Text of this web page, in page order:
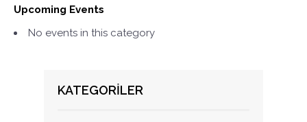
Upcoming Events
No events in this category
KATEGORILER